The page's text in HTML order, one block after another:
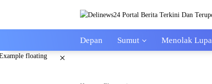
Depan Sumut Menolak Lupa
×